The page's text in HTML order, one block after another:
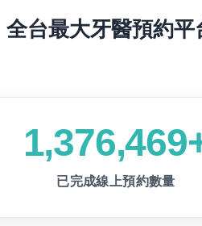
台最大牙醫預約
已完成線上預約數量